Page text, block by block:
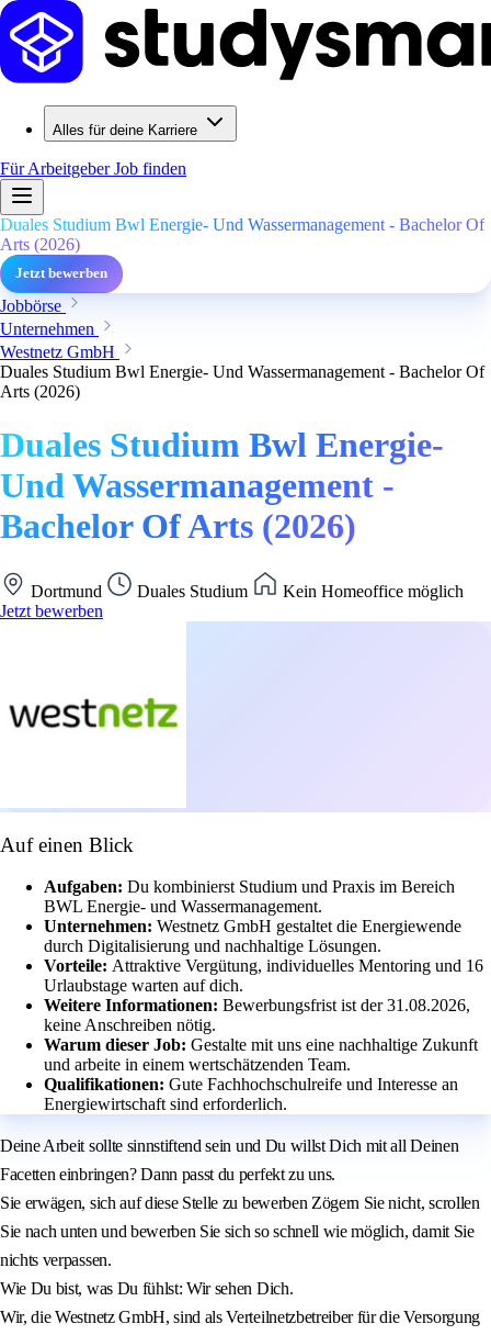
Alles für deine Karriere
Für ArbeitgeberJob finden
Duales Studium Bwl Energie- Und Wassermanagement - Bachelor Of
Arts (2026)
Jetzt bewerben
Jobbörse
Unternehmen
Westnetz GmbH
Duales Studium Bwl Energie- Und Wassermanagement - Bachelor Of
Arts (2026)
Duales Studium Bwl Energie-
Und Wassermanagement -
Bachelor Of Arts (2026)
Dortmund Duales Studium
Kein Homeoffice möglich
Jetzt bewerben
Auf einen Blick
Aufgaben: Du kombinierst Studium und Praxis im Bereich
BWL Energie- und Wassermanagement.
Unternehmen: Westnetz GmbH gestaltet die Energiewende
durch Digitalisierung und nachhaltige Lösungen.
Vorteile: Attraktive Vergütung, individuelles Mentoring und 16
Urlaubstage warten auf dich.
Weitere Informationen: Bewerbungsfrist ist der 31.08.2026,
keine Anschreiben nötig.
Warum dieser Job: Gestalte mit uns eine nachhaltige Zukunft
und arbeite in einem wertschätzenden Team.
Qualifikationen: Gute Fachhochschulreife und Interesse an
Energiewirtschaft sind erforderlich.
Deine Arbeit sollte sinnstiftend sein und Du willst Dich mit all Deinen
Facetten einbringen? Dann passt du perfekt zu uns.
Sie erwägen, sich auf diese Stelle zu bewerben Zögern Sie nicht, scrollen
Sie nach unten und bewerben Sie sich so schnell wie möglich, damit Sie
nichts verpassen.
Wie Du bist, was Du fühlst: Wir sehen Dich.
Wir, die Westnetz GmbH, sind als Verteilnetzbetreiber für die Versorgung